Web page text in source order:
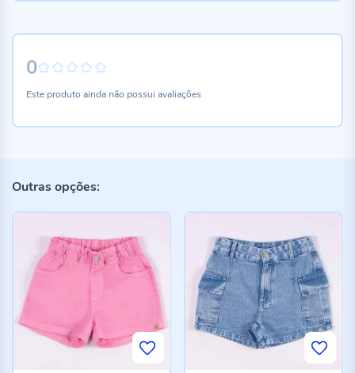
0
Este produto ainda não possui avaliações
Outras opções: